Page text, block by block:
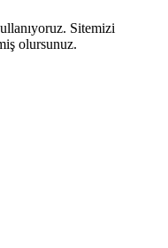
Sitemizi
olursunuz.